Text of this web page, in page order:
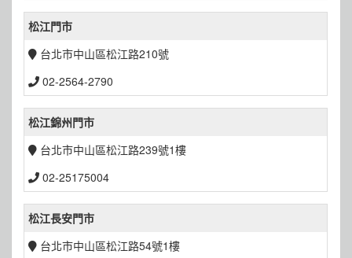
松江門市
台北市中山區松江路210號
02-2564-2790
松江錦州門市
台北市中山區松江路239號1樓
02-25175004
松江長安門市
台北市中山區松江路54號1樓